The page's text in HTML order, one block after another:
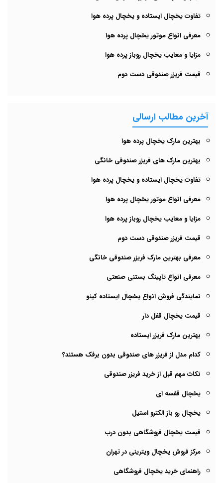
تفاوت یخچال ایستاده و یخچال پرده هوا
معرفی انواع موتور یخچال پرده هوا
مزایا و معایب یخچال روباز پرده هوا
قیمت فریزر صندوقی دست دوم
آخرین مطالب ارسالی
بهترین مارک یخچال پرده هوا
بهترین مارک های فریزر صندوقی خانگی
تفاوت یخچال ایستاده و یخچال پرده هوا
معرفی انواع موتور یخچال پرده هوا
مزایا و معایب یخچال روباز پرده هوا
قیمت فریزر صندوقی دست دوم
معرفی بهترین مارک فریزر صندوقی خانگی
معرفی انواع تاپینگ بستنی صنعتی
نمایندگی فروش انواع یخچال ایستاده کینو
قیمت یخچال قفل دار
بهترین مارک فریزر ایستاده
کدام مدل از فریزر های صندوقی بدون برفک هستند؟
نکات مهم قبل از خرید فریزر صندوقی
یخچال قفسه ای
یخچال رو باز الکترو استیل
قیمت یخچال فروشگاهی بدون درب
مرکز فروش یخچال ویترینی در تهران
راهنمای خرید یخچال فروشگاهی